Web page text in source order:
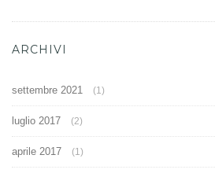
ARCHIVI
settembre 2021 (1)
luglio 2017 (2)
aprile 2017 (1)